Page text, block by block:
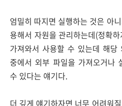
엄밀히 따지면 실행하는 것은 아
용해서 자원을 관리하는데(정확
가져와서 사용할 수 있는데 해당
중에서 외부 파일을 가져오거나
수 있다는 얘기다.
더 깊게 얘기하자면 너무 어려워